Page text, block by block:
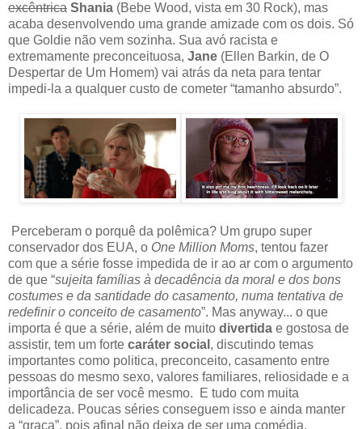
excêntrica Shania (Bebe Wood, vista em 30 Rock), mas
acaba desenvolvendo uma grande amizade com os dois. Só
que Goldie não vem sozinha. Sua avó racista e
extremamente preconceituosa, Jane (Ellen Barkin, de O
Despertar de Um Homem) vai atrás da neta para tentar
impedi-la a qualquer custo de cometer “tamanho absurdo”.
Perceberam o porquê da polêmica? Um grupo super
conservador dos EUA, o One Million Moms, tentou fazer
com que a série fosse impedida de ir ao ar com o argumento
de que “sujeita famílias à decadência da moral e dos bons
costumes e da santidade do casamento, numa tentativa de
redefinir o conceito de casamento”. Mas anyway... o que
importa é que a série, além de muito divertida e gostosa de
assistir, tem um forte caráter social , discutindo temas
importantes como politica, preconceito, casamento entre
pessoas do mesmo sexo, valores familiares, reliosidade e a
importância de ser você mesmo. E tudo com muita
delicadeza. Poucas séries conseguem isso e ainda manter
a “graça”, pois afinal não deixa de ser uma comédia.